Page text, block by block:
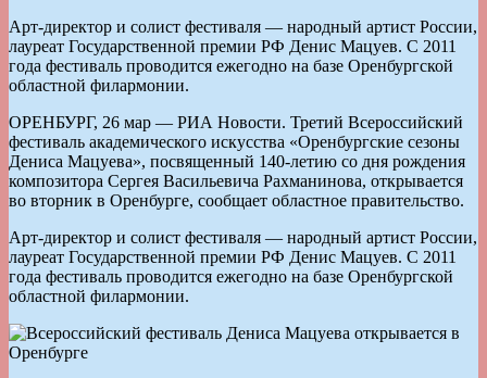
Арт-директор и солист фестиваля — народный артист России,
лауреат Государственной премии РФ Денис Мацуев. С 2011
года фестиваль проводится ежегодно на базе Оренбургской
областной филармонии.
ОРЕНБУРГ, 26 мар — РИА Новости. Третий Всероссийский
фестиваль академического искусства «Оренбургские сезоны
Дениса Мацуева», посвященный 140-летию со дня рождения
композитора Сергея Васильевича Рахманинова, открывается
во вторник в Оренбурге, сообщает областное правительство.
Арт-директор и солист фестиваля — народный артист России,
лауреат Государственной премии РФ Денис Мацуев. С 2011
года фестиваль проводится ежегодно на базе Оренбургской
областной филармонии.